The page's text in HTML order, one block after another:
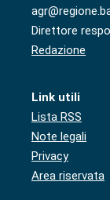
Direttore
Redazione
Link utili
Lista RSS
Note legali
Privacy
Area riservata